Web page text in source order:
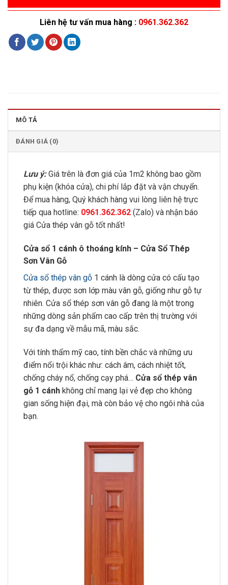
Liên hệ tư vấn mua hàng : 0961.362.362
MÔ TẢ
ĐÁNH GIÁ (0)
Lưu ý: Giá trên là đơn giá của 1m2 không bao gồm
phụ kiện (khóa cửa), chi phí lắp đặt và vận chuyển.
Để mua hàng, Quý khách hàng vui lòng liên hệ trực
tiếp qua hotline: 0961.362.362 (Zalo) và nhận báo
giá Cửa thép vân gỗ tốt nhất!
Cửa sổ 1 cánh ô thoáng kính – Cửa Sổ Thép
Sơn Vân Gỗ
Cửa sổ thép vân gỗ 1 cánh là dòng cửa có cấu tạo
từ thép, được sơn lớp màu vân gỗ, giống như gỗ tự
nhiên. Cửa sổ thép sơn vân gỗ đang là một trong
những dòng sản phẩm cao cấp trên thị trường với
sự đa dạng về mẫu mã, màu sắc.
Với tính thẩm mỹ cao, tính bền chắc và những ưu
điểm nổi trội khác như: cách âm, cách nhiệt tốt,
chống cháy nổ, chống cạy phá… Cửa sổ thép vân
gỗ 1 cánh không chỉ mang lại vẻ đẹp cho không
gian sống hiện đại, mà còn bảo vệ cho ngôi nhà của
bạn.